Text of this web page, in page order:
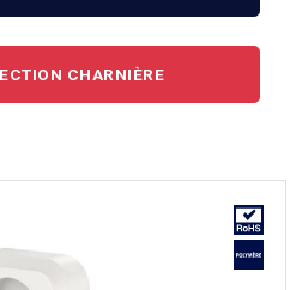
CHARNIÈRE